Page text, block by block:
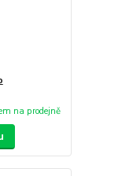
na prodejně